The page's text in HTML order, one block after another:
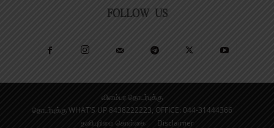
FOLLOW US
விளம்பர தொடர்புக்கு
தொடர்புக்கு WHAT’S UP 8438222223, OFFICE: 044-31444366
தனியுரிமை கொள்கை
Disclaimer